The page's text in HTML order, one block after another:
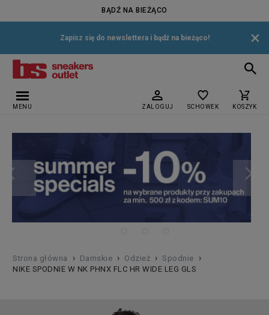
BĄDŹ NA BIEŻĄCO
Zapisz się do newslettera i bądź na bieżąco! ×
MENU ZALOGUJ SCHOWEK KOSZYK
Strona główna › Damskie › Odzież › Spodnie ›
NIKE SPODNIE W NK PHNX FLC HR WIDE LEG GLS